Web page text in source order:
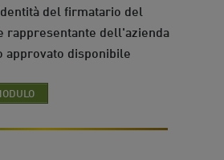
del firmatario del
rappresentante dell'azienda
approvato disponibile